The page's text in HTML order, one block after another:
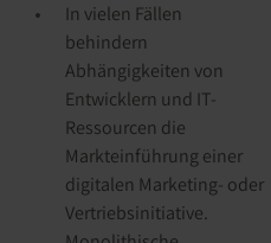
In vielen Fällen
behindern
Abhängigkeiten von
Entwicklern und IT-
Ressourcen die
Markteinführung einer
digitalen Marketing- oder
Vertriebsinitiative.